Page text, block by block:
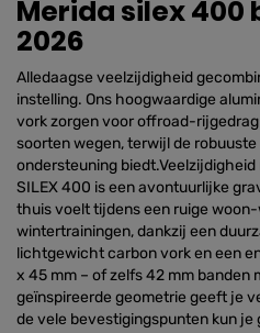
Merida silex 400
2026
Alledaagse veelzijdigheid
instelling. Ons hoogwaardige
vork zorgen voor offroad-
soorten wegen, terwijl de
ondersteuning
SILEX 400 is een avontuurlijke
thuis voelt tijdens een ruige
wintertrainingen, dankzij een
lichtgewicht carbon vork en een
x 45 mm – of zelfs 42 mm banden
geïnspireerde geometrie geeft je
de vele bevestigingspunten kun je